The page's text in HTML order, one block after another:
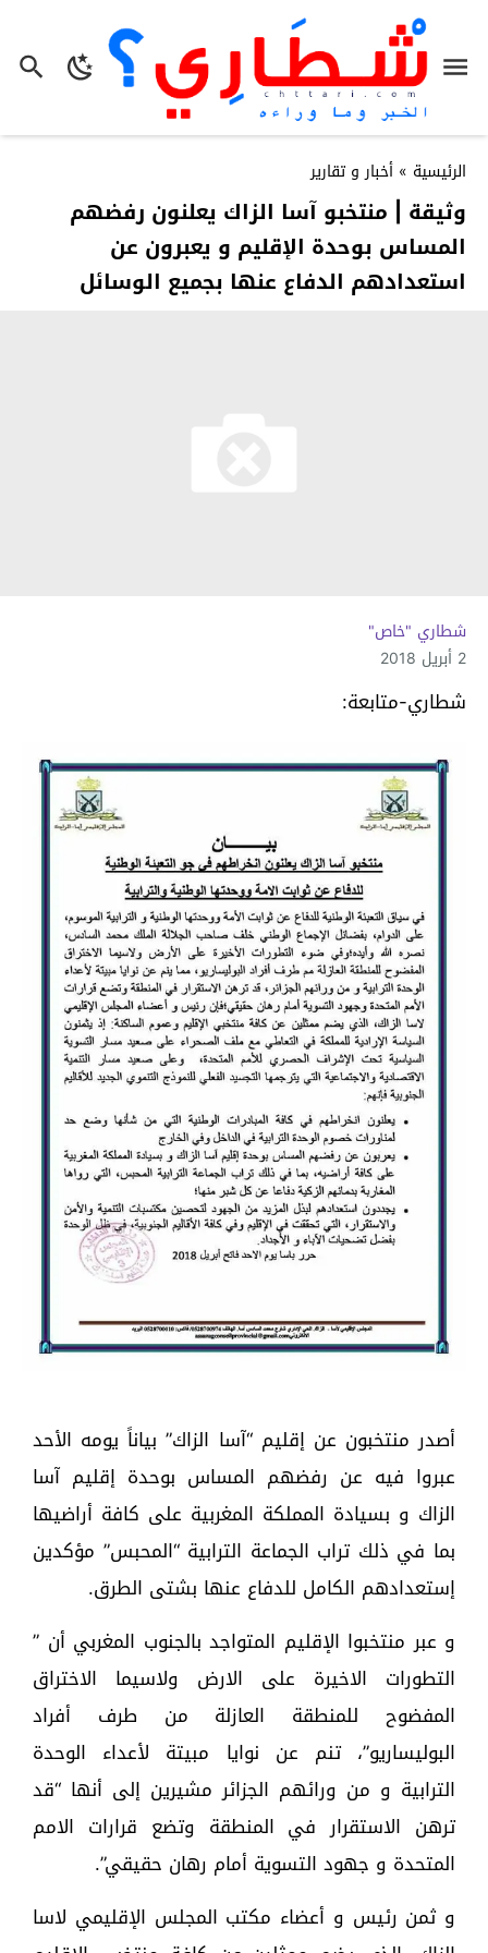
الرئيسية » أخبار و تقارير
وثيقة | منتخبو آسا الزاك يعلنون رفضهم
المساس بوحدة الإقليم و يعبرون عن
استعدادهم الدفاع عنها بجميع الوسائل
شطاري "خاص"
2 أبريل 2018
شطاري-متابعة:
أصدر منتخبون عن إقليم “آسا الزاك” بياناً يومه الأحد
عبروا فيه عن رفضهم المساس بوحدة إقليم آسا
الزاك و بسيادة المملكة المغربية على كافة أراضيها
بما في ذلك تراب الجماعة الترابية “المحبس” مؤكدين
إستعدادهم الكامل للدفاع عنها بشتى الطرق.
و عبر منتخبوا الإقليم المتواجد بالجنوب المغربي أن ”
التطورات الاخيرة على الارض ولاسيما الاختراق
المفضوح للمنطقة العازلة من طرف أفراد
البوليساريو”، تنم عن نوايا مبيتة لأعداء الوحدة
الترابية و من ورائهم الجزائر مشيرين إلى أنها “قد
ترهن الاستقرار في المنطقة وتضع قرارات الامم
المتحدة و جهود التسوية أمام رهان حقيقي”.
و ثمن رئيس و أعضاء مكتب المجلس الإقليمي لاسا